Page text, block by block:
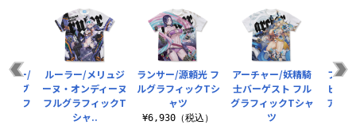
ランサー/源頼光 フ
ルグラフィックTシ
ャツ
¥6,930（税込）
アーチャー/妖精騎
士バーゲスト フル
グラフィックTシャ
ツ
フォ
ビゲ
アム
サー/
・ブ
ド フ
ルーラー/メリュジ
ーヌ・オンディーヌ
フルグラフィックT
シャ..